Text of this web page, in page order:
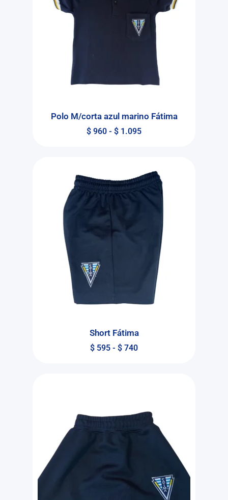
Polo M/corta azul marino Fátima
$ 960 - $ 1.095
Short Fátima
$ 595 - $ 740